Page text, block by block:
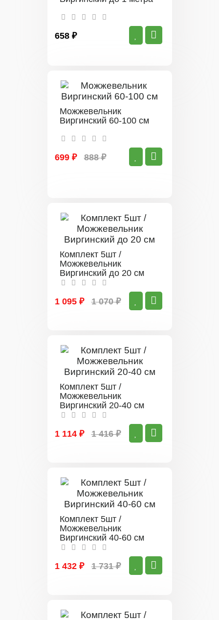
658 ₽
Можжевельник
Виргинский 60-100 см
699 ₽ 888 ₽
Комплект 5шт /
Можжевельник
Виргинский до 20 см
1 095 ₽ 1 070 ₽
Комплект 5шт /
Можжевельник
Виргинский 20-40 см
1 114 ₽ 1 416 ₽
Комплект 5шт /
Можжевельник
Виргинский 40-60 см
1 432 ₽ 1 731 ₽